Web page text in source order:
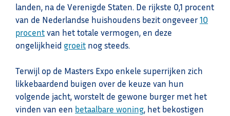
landen, na de Verenigde Staten. De rijkste 0,1 procent
van de Nederlandse huishoudens bezit ongeveer10
procentvan het totale vermogen, en deze
ongelijkheid groeit nog steeds.
Terwijl op de Masters Expo enkele superrijken zich
likkebaardend buigen over de keuze van hun
volgende jacht, worstelt de gewone burger met het
vinden van een betaalbare woning, het bekostigen